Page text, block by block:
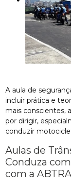
A aula de
incluir prática e
mais conscientes,
por dirigir,
conduzir
Aulas de
Conduza
com a